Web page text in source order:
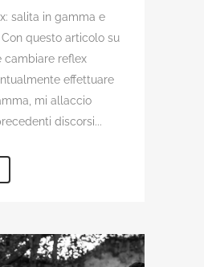
salita in gamma e
questo articolo su
cambiare reflex
effettuare
mi allaccio
discorsi...